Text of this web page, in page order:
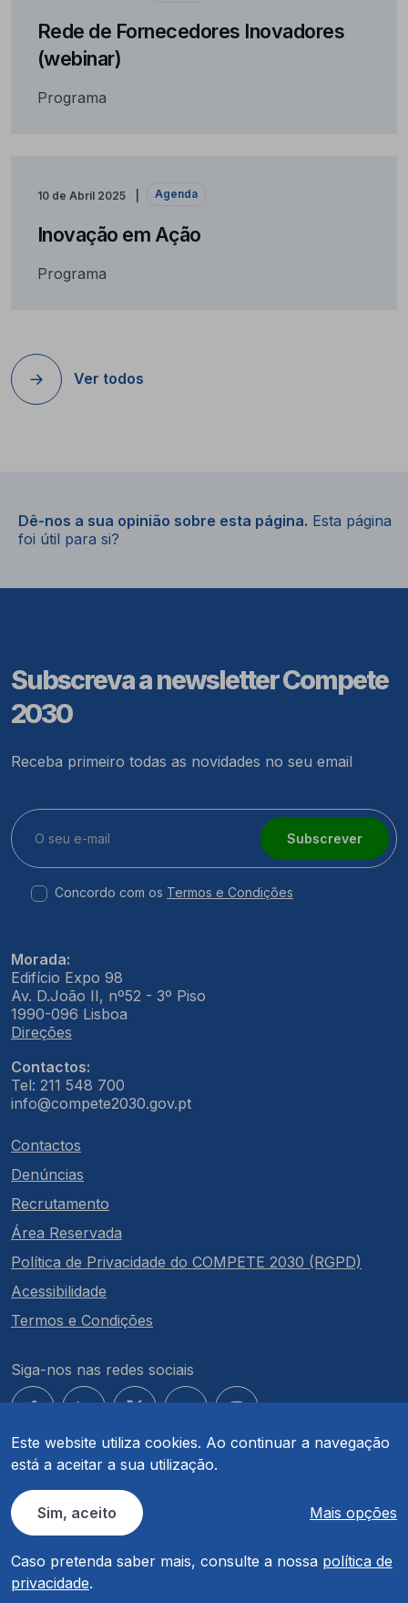
Este website utiliza cookies. Ao continuar a navegação
está a aceitar a sua utilização.
Sim, aceito Mais opções
Caso pretenda saber mais, consulte a nossa política de
privacidade.
Rede de Fornecedores Inovadores
(webinar)
Programa
10 de Abril 2025 Agenda
Inovação em Ação
Programa
Ver todos
Dê-nos a sua opinião sobre esta página. Esta página
foi útil para si?
Subscreva a newsletter Compete
2030
Receba primeiro todas as novidades no seu email
Subscrever
Concordo com os Termos e Condições
Morada:
Edifício Expo 98
Av. D.João II, nº52 - 3º Piso
1990-096 Lisboa
Direções
Contactos:
Tel: 211 548 700
info@compete2030.gov.pt
Contactos
Denúncias
Recrutamento
Área Reservada
Política de Privacidade do COMPETE 2030 (RGPD)
Acessibilidade
Termos e Condições
Siga-nos nas redes sociais
© COMPETE 2030. Todos os direitos reservados.